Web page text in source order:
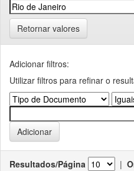
Retornar valores
Adicionar filtros:
Utilizar filtros para refinar o
Resultados/Página |